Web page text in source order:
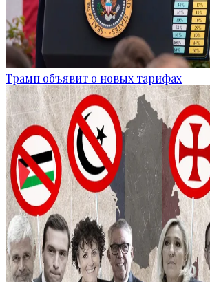
Трамп объявит о новых тарифах